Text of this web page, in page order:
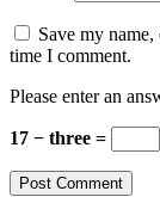
Save my
time I comment.
Please enter an
17 − three =